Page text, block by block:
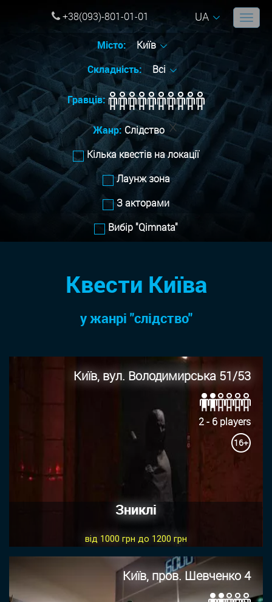
+38(093)-801-01-01 UA
Місто: Київ
Складність:
Всі
Гравців:
Жанр: Слідство
Кілька квестів на локації
Лаунж зона
З акторами
Вибір "Qimnata"
Квести Київа
у жанрi "слідство"
Київ, вул. Володимирська 51/53
2 - 6 players
16+
Зниклі
від 1000 грн до 1200 грн
Київ, пров. Шевченко 4